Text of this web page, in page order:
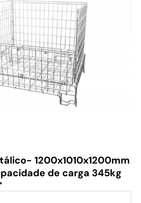
1200x1010x1200mm
de carga 345kg